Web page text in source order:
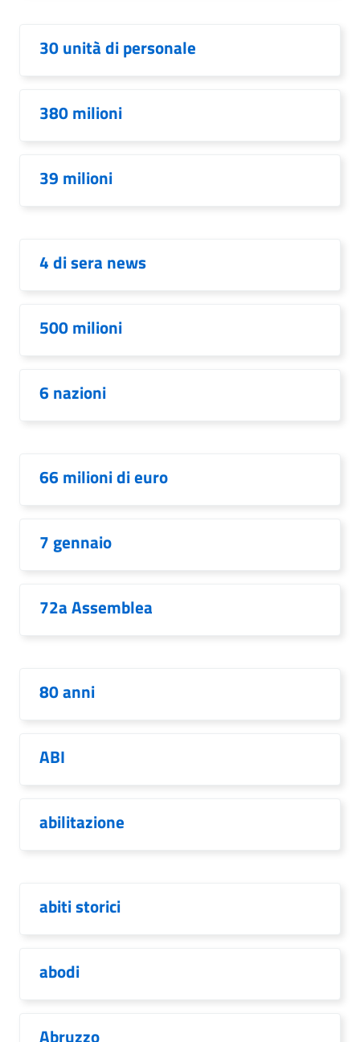
30 unità di personale
380 milioni
39 milioni
4 di sera news
500 milioni
6 nazioni
66 milioni di euro
7 gennaio
72a Assemblea
80 anni
ABI
abilitazione
abiti storici
abodi
Abruzzo